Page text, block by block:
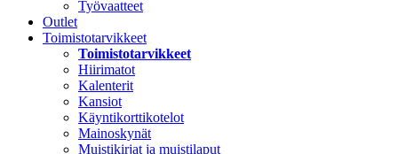
Työvaatteet
Outlet
Toimistotarvikkeet
Toimistotarvikkeet
Hiirimatot
Kalenterit
Kansiot
Käyntikorttikotelot
Mainoskynät
Muistikirjat ja muistilaput